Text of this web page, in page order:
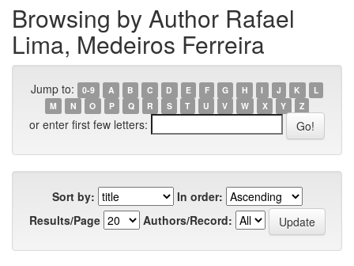
Browsing by Author Rafael
Lima, Medeiros Ferreira
Jump to: 0-9 A B C D E F G H I J K
L
M
N O P Q R S T U V W X Y Z
or enter first few letters:
Sort by:
In order:
Results/Page
Authors/Record: